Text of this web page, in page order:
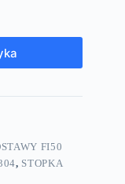
FI50
, STOPKA